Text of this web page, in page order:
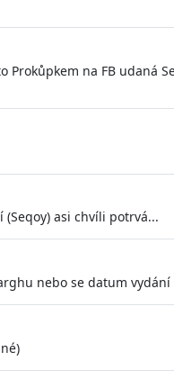
Prokůpkem na FB udaná
asi chvíli potrvá...
nebo se datum